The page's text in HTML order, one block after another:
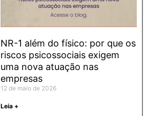
NR-1 além do físico: por que os
riscos psicossociais exigem
uma nova atuação nas
empresas
12 de maio de 2026
Leia +